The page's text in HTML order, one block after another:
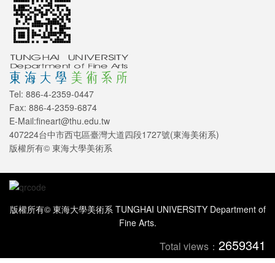
Tel: 886-4-2359-0447
Fax: 886-4-2359-6874
E-Mail:fineart@thu.edu.tw
407224台中市西屯區臺灣大道四段1727號(東海美術系)
版權所有© 東海大學美術系
版權所有© 東海大學美術系 TUNGHAI UNIVERSITY Department of
Fine Arts.
Total views： 2659341